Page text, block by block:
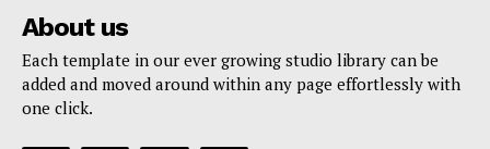
About us
Each template in our ever growing studio library can be
added and moved around within any page effortlessly with
one click.